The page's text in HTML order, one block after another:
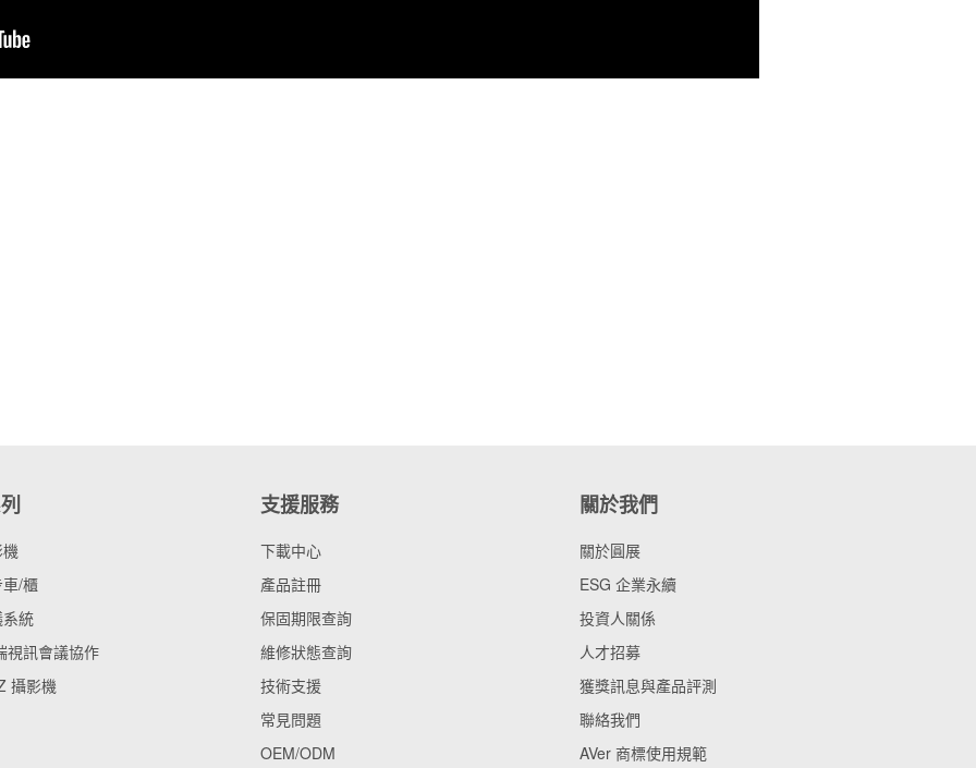
/櫃
統
視訊會議協作
攝影機
支援服務
下載中心
產品註冊
保固期限查詢
維修狀態查詢
技術支援
常見問題
OEM/ODM
關於我們
關於圓展
ESG 企業永續
投資人關係
人才招募
獲獎訊息與產品評測
聯絡我們
AVer 商標使用規範